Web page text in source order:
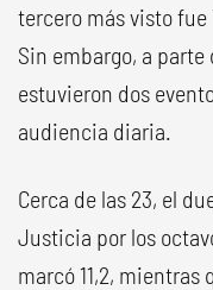
tercero más visto
Sin embargo, a
estuvieron dos
audiencia diaria.
Cerca de las 23, el
Justicia por los
marcó 11,2, mientras